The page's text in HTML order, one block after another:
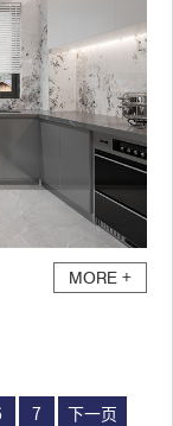
MORE +
7
下一页